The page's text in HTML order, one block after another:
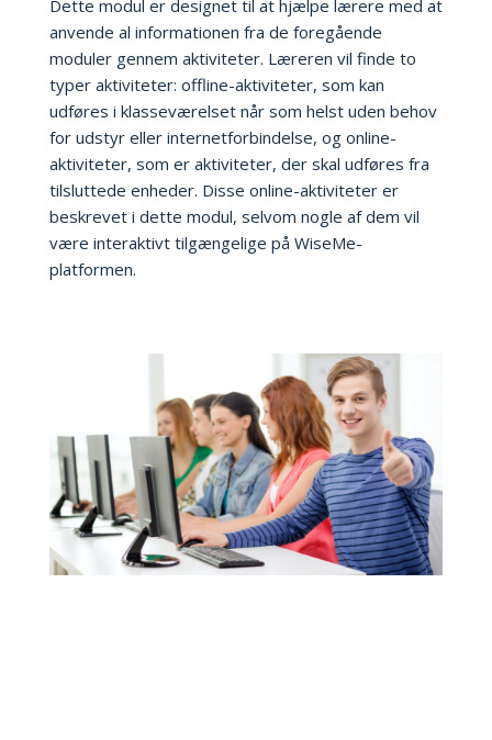
Dette modul er designet til at hjælpe lærere med at
anvende al informationen fra de foregående
moduler gennem aktiviteter. Læreren vil finde to
typer aktiviteter: offline-aktiviteter, som kan
udføres i klasseværelset når som helst uden behov
for udstyr eller internetforbindelse, og online-
aktiviteter, som er aktiviteter, der skal udføres fra
tilsluttede enheder. Disse online-aktiviteter er
beskrevet i dette modul, selvom nogle af dem vil
være interaktivt tilgængelige på WiseMe-
platformen.